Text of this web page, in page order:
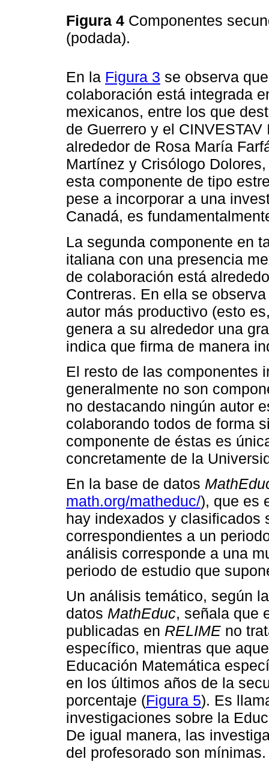
Figura 4 Componentes
(podada).
En la Figura 3 se observa
colaboración está integrada
mexicanos, entre los que
de Guerrero y el
alrededor de Rosa María
Martínez y Crisólogo
esta componente de tipo
pese a incorporar a una
Canadá, es
La segunda componente en
italiana con una presencia
de colaboración está
Contreras. En ella se
autor más productivo (esto
genera a su alrededor una
indica que firma de manera
El resto de las componentes
generalmente no son
no destacando ningún autor
colaborando todos de forma
componente de éstas es
concretamente de la
En la base de datos
math.org/matheduc/), que es
hay indexados y clasiﬁcados
correspondientes a un
análisis corresponde a una
periodo de estudio que
Un análisis temático, según
datos MathEduc, señala que
publicadas en RELIME no
especíﬁco, mientras que
Educación Matemática
en los últimos años de la
porcentaje (Figura 5). Es
investigaciones sobre la
De igual manera, las
del profesorado son mínimas.